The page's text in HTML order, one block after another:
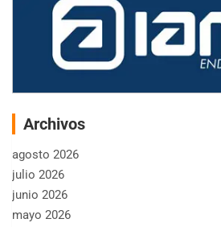
Archivos
agosto 2026
julio 2026
junio 2026
mayo 2026